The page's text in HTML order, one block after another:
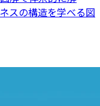
スの構造を学べる図